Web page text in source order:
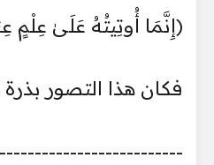
﴿إِنَّمَا أُوتِيتُهُ عَلَىٰ عِلْمٍ
فكان هذا التصور بذرة